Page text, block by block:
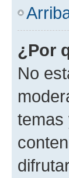
¿Por
No
temas